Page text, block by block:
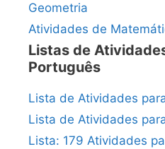
Geometria
Atividades de
Listas de
Português
Lista de Atividades
Lista de Atividades
Lista: 179 Atividades